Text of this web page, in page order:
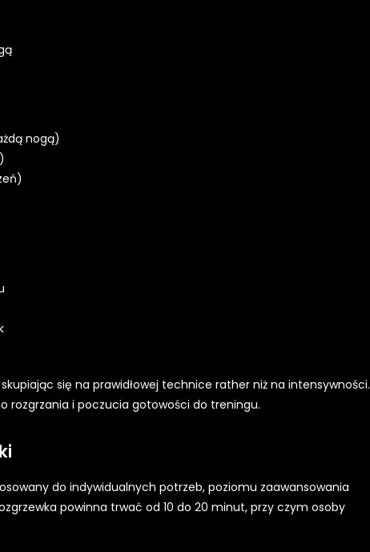
nogą)
się na prawidłowej technice rather niż na intensywności.
rozgrzania i poczucia gotowości do treningu.
do indywidualnych potrzeb, poziomu zaawansowania
powinna trwać od 10 do 20 minut, przy czym osoby